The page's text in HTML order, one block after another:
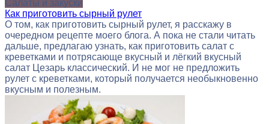
Салаты и закуски
Как приготовить сырный рулет
О том, как приготовить сырный рулет, я расскажу в
очередном рецепте моего блога. А пока не стали читать
дальше, предлагаю узнать, как приготовить салат с
креветками и потрясающе вкусный и лёгкий вкусный
салат Цезарь классический. И не мог не предложить
рулет с креветками, который получается необыкновенно
вкусным и полезным.